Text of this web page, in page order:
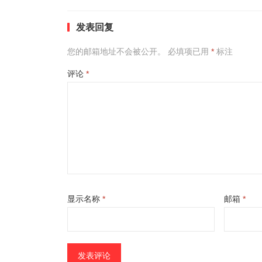
发表回复
您的邮箱地址不会被公开。 必填项已用 *标注
评论 *
显示名称 * 邮箱*